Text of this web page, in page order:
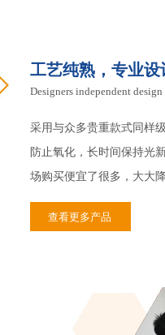
工艺纯熟，专业
Designers independent
采用与众多贵重款式同样
防止氧化，长时间保持光
场购买便宜了很多，大大
查看更多产品